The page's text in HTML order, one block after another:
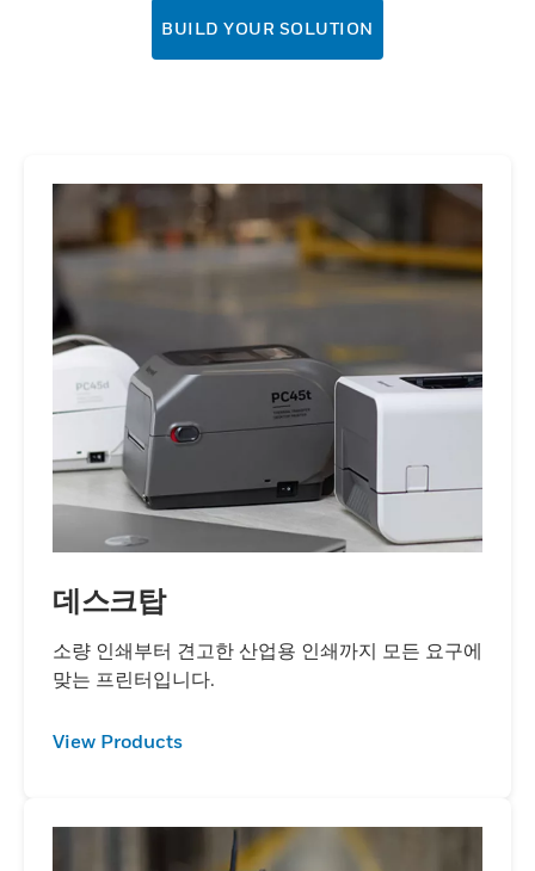
BUILD YOUR SOLUTION
데스크탑
소량 인쇄부터 견고한 산업용 인쇄까지 모든 요구에
맞는 프린터입니다.
View Products